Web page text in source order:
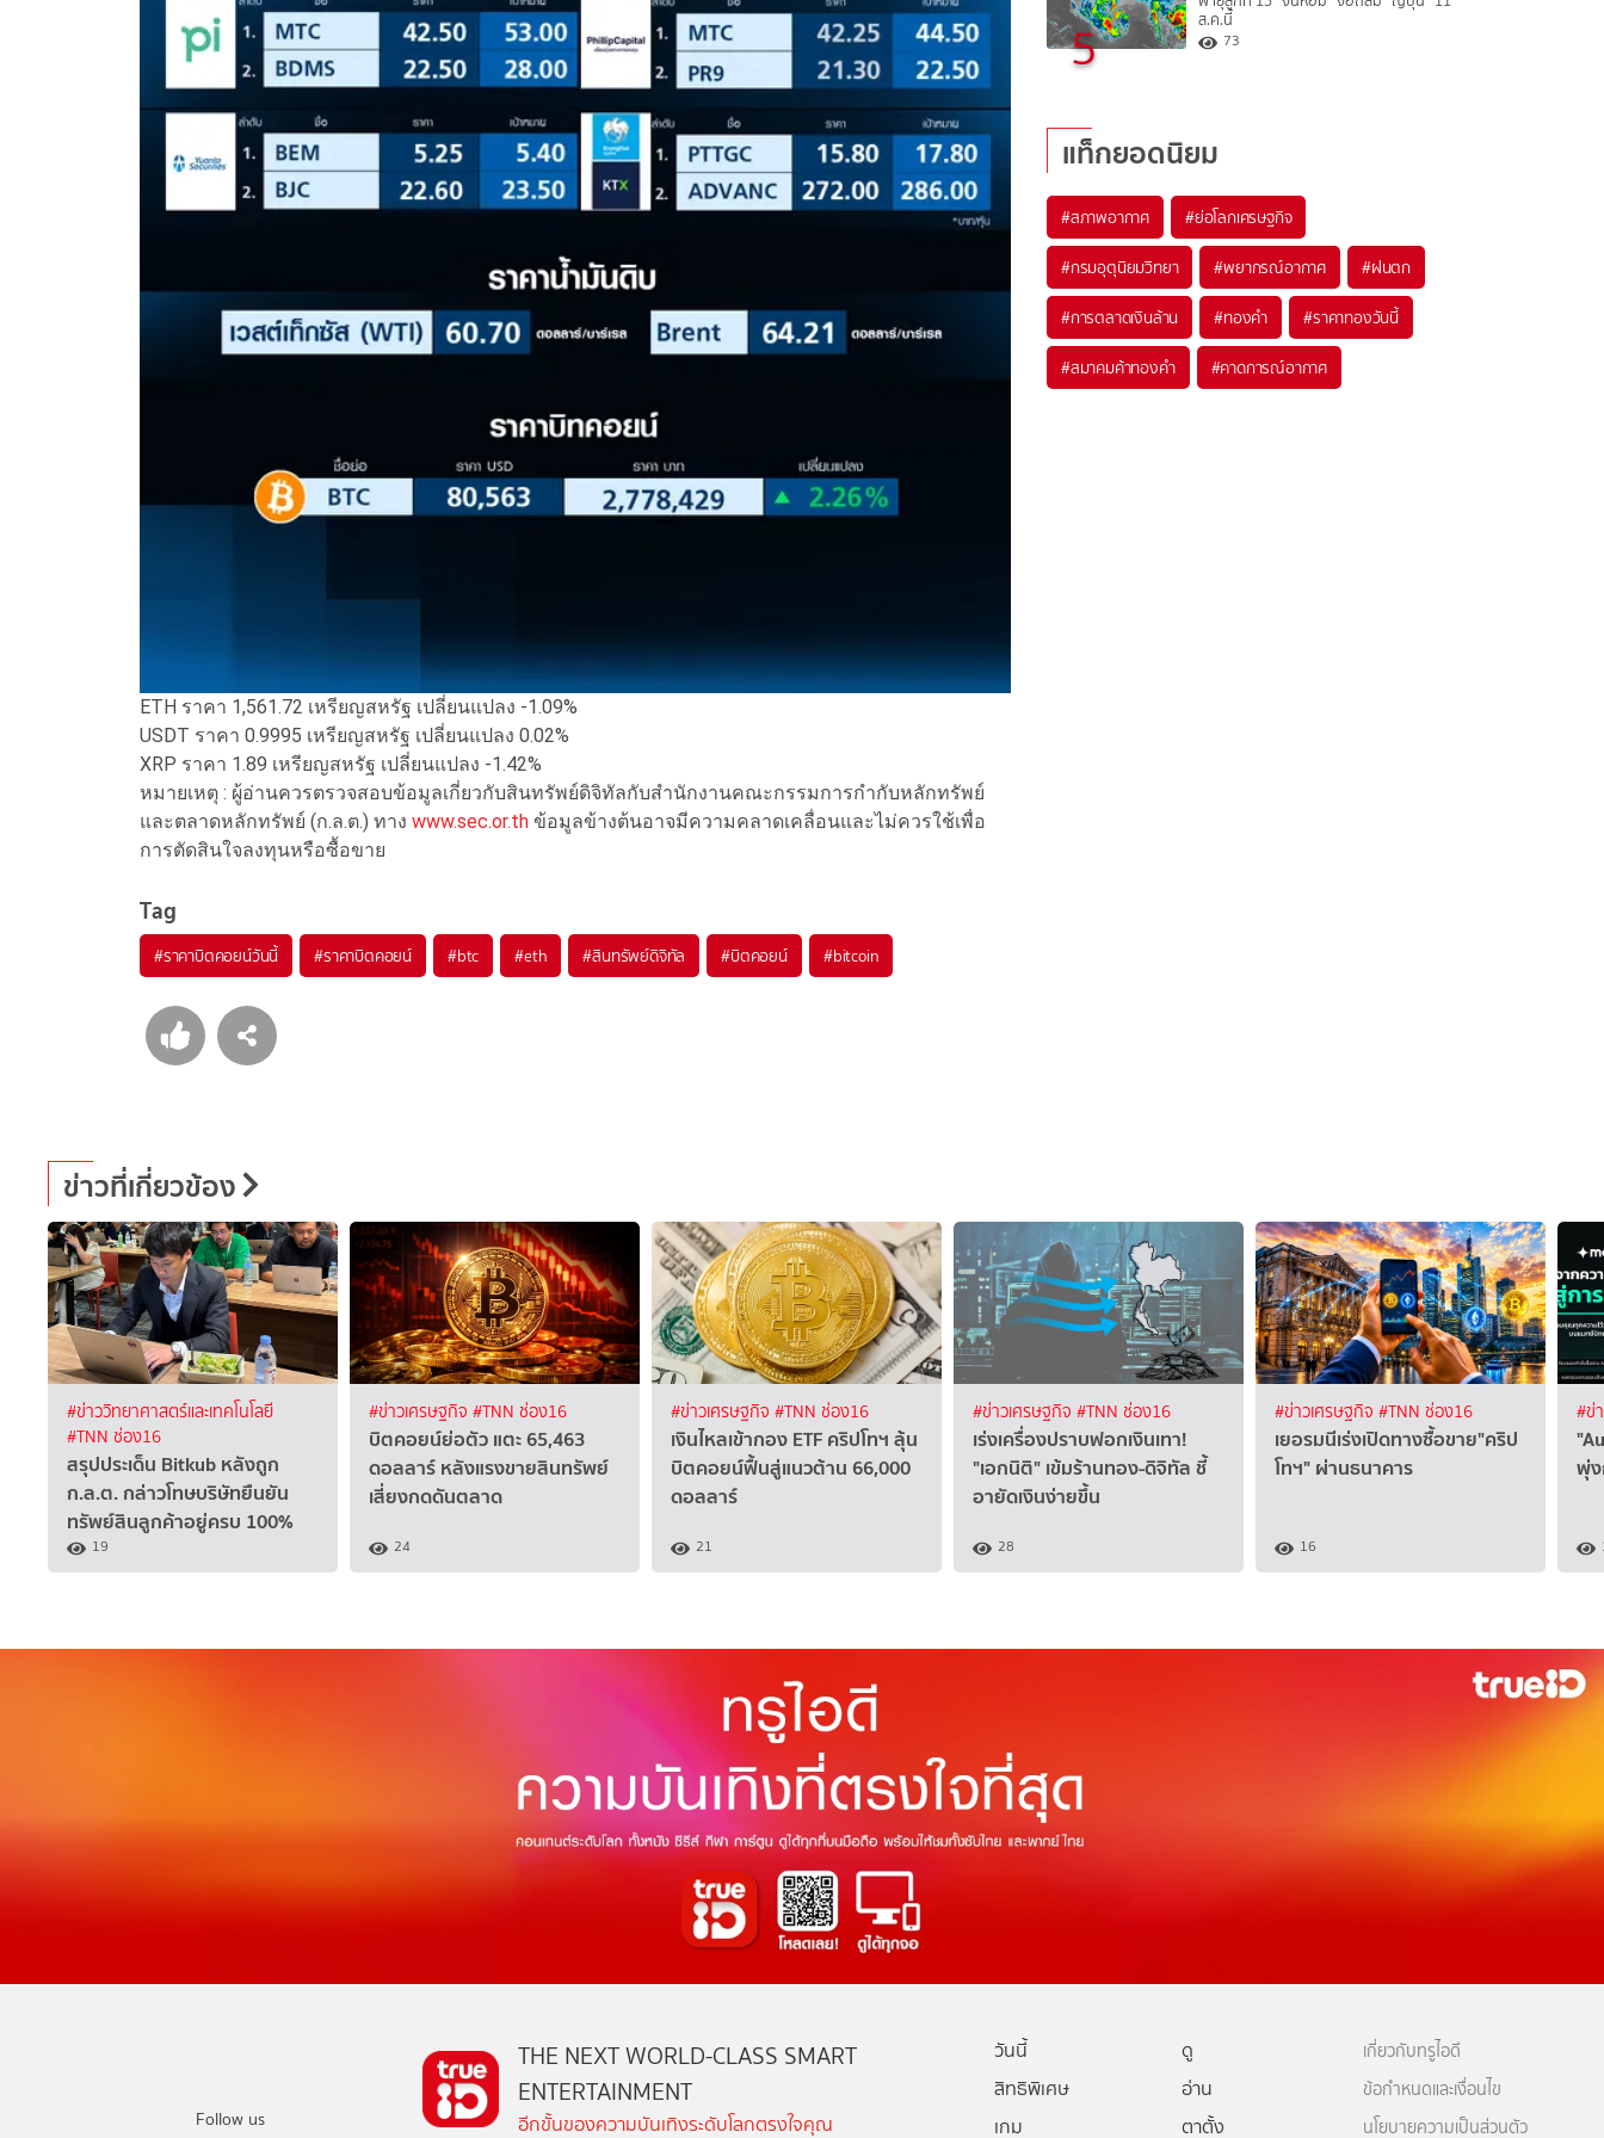
ETH ราคา 1,561.72 เหรียญสหรัฐ เปลี่ยนแปลง -1.09%
USDT ราคา 0.9995 เหรียญสหรัฐ เปลี่ยนแปลง 0.02%
XRP ราคา 1.89 เหรียญสหรัฐ เปลี่ยนแปลง -1.42%
หมายเหตุ : ผู้อ่านควรตรวจสอบข้อมูลเกี่ยวกับสินทรัพย์ดิจิทัลกับสำนักงานคณะกรรมการกำกับหลักทรัพย์
และตลาดหลักทรัพย์ (ก.ล.ต.) ทาง www.sec.or.th ข้อมูลข้างต้นอาจมีความคลาดเคลื่อนและไม่ควรใช้เพื่อ
การตัดสินใจลงทุนหรือซื้อขาย
Tag
#ราคาบิตคอยน์วันนี้ #ราคาบิตคอยน์ #btc #eth #สินทรัพย์ดิจิทัล #บิตคอยน์ #bitcoin
5
ส.ค.นี้
73
แท็กยอดนิยม
#สภาพอากาศ #ย่อโลกเศรษฐกิจ
#กรมอุตุนิยมวิทยา #พยากรณ์อากาศ #ฝนตก
#การตลาดเงินล้าน #ทองคำ #ราคาทองวันนี้
#สมาคมค้าทองคำ #คาดการณ์อากาศ
ข่าวที่เกี่ยวข้อง
#ข่าววิทยาศาสตร์และเทคโนโลยี
#TNN ช่อง16
สรุปประเด็น Bitkub หลังถูก
ก.ล.ต. กล่าวโทษบริษัทยืนยัน
ทรัพย์สินลูกค้าอยู่ครบ 100%
19
#ข่าวเศรษฐกิจ #TNN ช่อง16
บิตคอยน์ย่อตัว แตะ 65,463
ดอลลาร์ หลังแรงขายสินทรัพย์
เสี่ยงกดดันตลาด
24
#ข่าวเศรษฐกิจ #TNN ช่อง16
เงินไหลเข้ากอง ETF คริปโทฯ ลุ้น
บิตคอยน์ฟื้นสู่แนวต้าน 66,000
ดอลลาร์
21
#ข่าวเศรษฐกิจ #TNN ช่อง16
เร่งเครื่องปราบฟอกเงินเทา!
"เอกนิติ" เข้มร้านทอง-ดิจิทัล ชี้
อายัดเงินง่ายขึ้น
28
#ข่าวเศรษฐกิจ #TNN ช่อง16
เยอรมนีเร่งเปิดทางซื้อขาย"คริป
โทฯ" ผ่านธนาคาร
16
#ข่
พุ่ง
Follow us
THE NEXT WORLD-CLASS SMART
ENTERTAINMENT
อีกขั้นของความบันเทิงระดับโลกตรงใจคุณ
วันนี้
ดู
สิทธิพิเศษ
อ่าน
เกม
ตาตั้ง
เกี่ยวกับทรูไอดี
ข้อกำหนดและเงื่อนไข
นโยบายความเป็นส่วนตัว